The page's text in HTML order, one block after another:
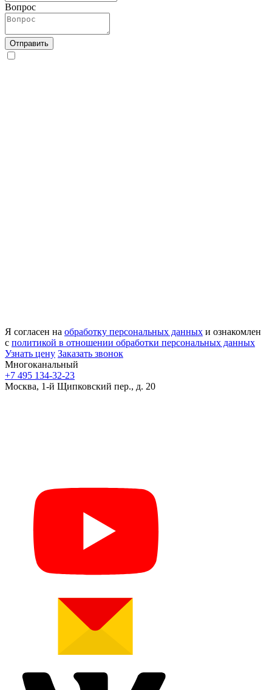
Вопрос
Отправить
Я согласен на обработку персональных данных и ознакомлен
с политикой в отношении обработки персональных данных
Узнать цену Заказать звонок
Многоканальный
+7 495 134-32-23
Москва, 1-й Щипковский пер., д. 20